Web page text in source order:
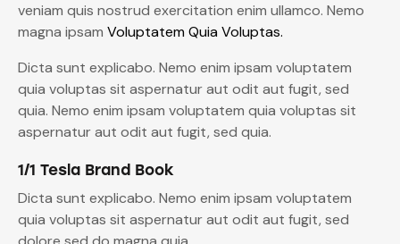
veniam quis nostrud exercitation enim ullamco. Nemo
magna ipsam Voluptatem Quia Voluptas.
Dicta sunt explicabo. Nemo enim ipsam voluptatem
quia voluptas sit aspernatur aut odit aut fugit, sed
quia. Nemo enim ipsam voluptatem quia voluptas sit
aspernatur aut odit aut fugit, sed quia.
1/1 Tesla Brand Book
Dicta sunt explicabo. Nemo enim ipsam voluptatem
quia voluptas sit aspernatur aut odit aut fugit, sed